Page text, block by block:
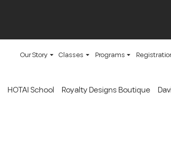
Our Story Classes Programs
HOTAI School Royalty Designs Boutique